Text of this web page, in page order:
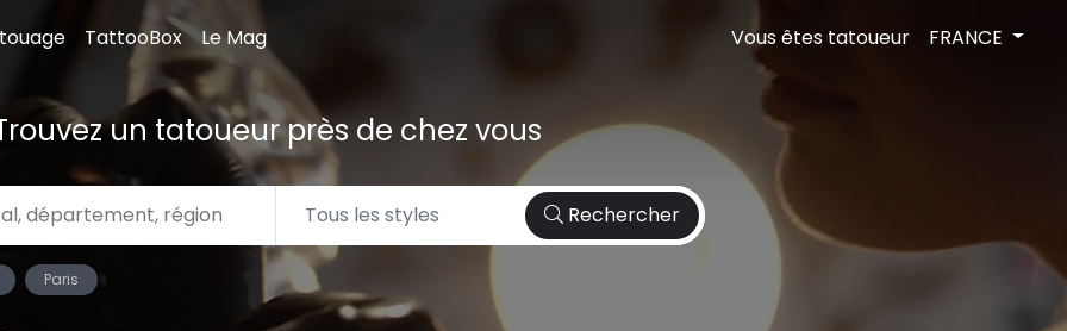
TattooBox Le Mag Vous êtes tatoueur FRANCE
un tatoueur près de chez vous
Rechercher
Paris